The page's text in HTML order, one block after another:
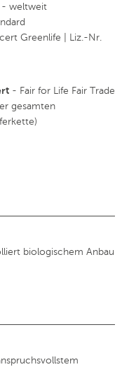
- weltweit
Greenlife | Liz.-Nr.
- Fair for Life Fair Trade
gesamten
biologischem Anbau